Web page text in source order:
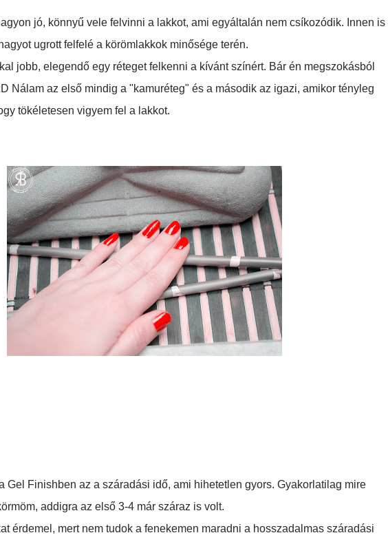
jó, könnyű vele felvinni a lakkot, ami egyáltalán nem csíkozódik. Innen is
ugrott felfelé a körömlakkok minősége terén.
jobb, elegendő egy réteget felkenni a kívánt színért. Bár én megszokásból
Nálam az első mindig a "kamuréteg" és a második az igazi, amikor tényleg
tökéletesen vigyem fel a lakkot.
Gel Finishben az a száradási idő, ami hihetetlen gyors. Gyakorlatilag mire
addigra az első 3-4 már száraz is volt.
érdemel, mert nem tudok a fenekemen maradni a hosszadalmas száradási